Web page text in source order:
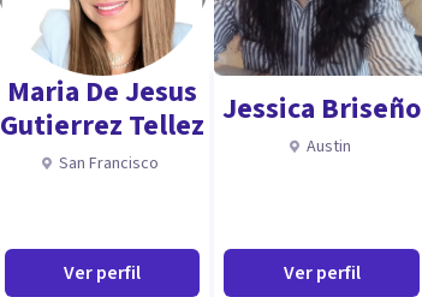
Maria De Jesus
Gutierrez Tellez
San Francisco
Ver perfil
Jessica Briseño
Austin
Ver perfil